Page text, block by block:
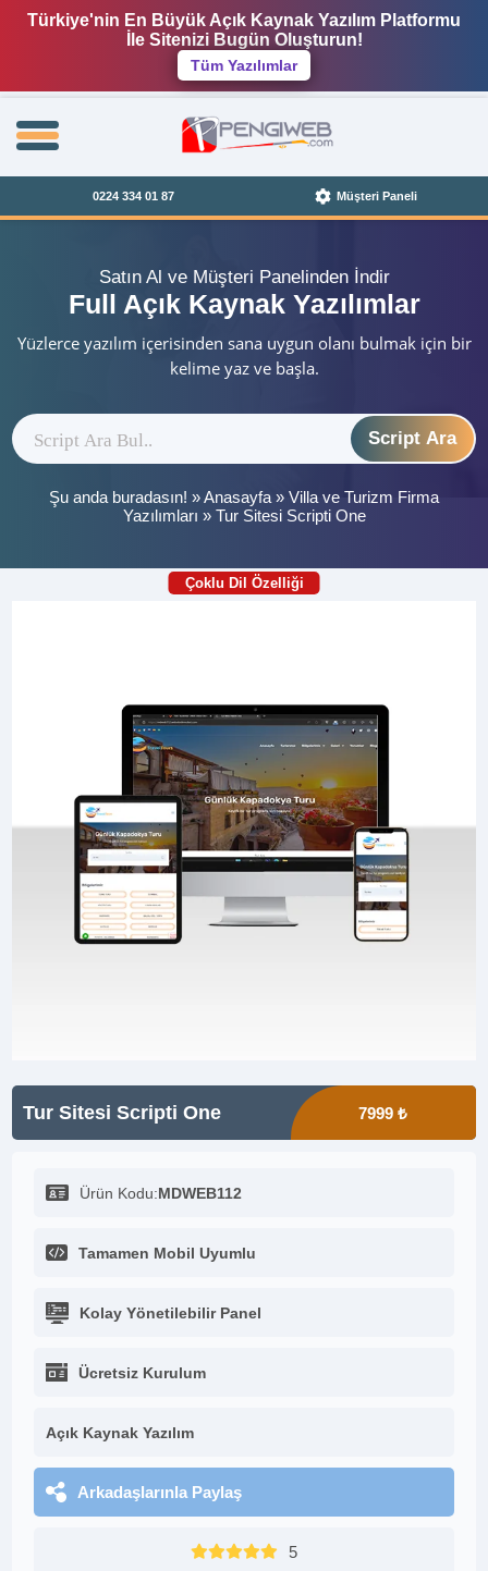
Türkiye'nin En Büyük Açık Kaynak Yazılım Platformu
İle Sitenizi Bugün Oluşturun!
Tüm Yazılımlar
0224 334 01 87 Müşteri Paneli
Satın Al ve Müşteri Panelinden İndir
Full Açık Kaynak Yazılımlar
Yüzlerce yazılım içerisinden sana uygun olanı bulmak için bir
kelime yaz ve başla.
Script Ara
Şu anda buradasın! »Anasayfa » Villa ve Turizm Firma
Yazılımları » Tur Sitesi Scripti One
Çoklu Dil Özelliği
Tur Sitesi Scripti One 7999 ₺
Ürün Kodu:MDWEB112
Tamamen Mobil Uyumlu
Kolay Yönetilebilir Panel
Ücretsiz Kurulum
Açık Kaynak Yazılım
Arkadaşlarınla Paylaş
5